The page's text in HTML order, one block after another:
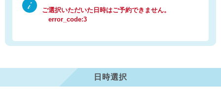
ご選択いただいた日時はご予約できません。
error_code:3
日時選択